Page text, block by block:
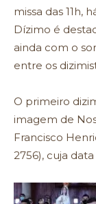
missa das
Dízimo é
ainda com o
entre os
O primeiro
imagem de
Francisco
2756), cuja